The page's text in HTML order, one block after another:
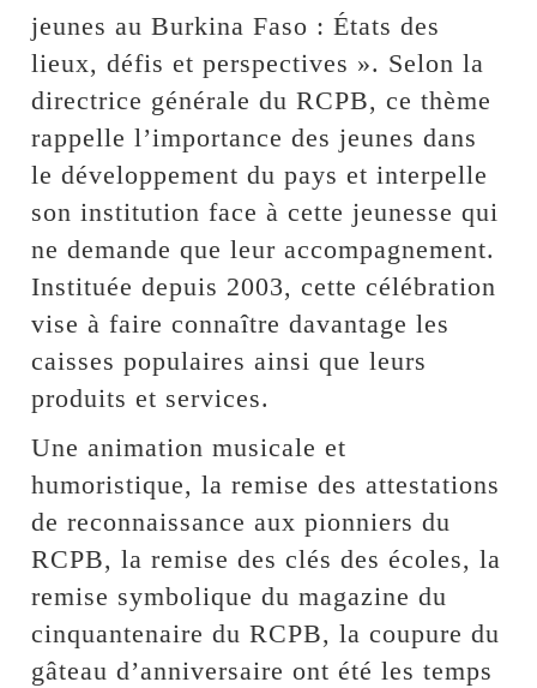
jeunes au Burkina Faso : États des
lieux, défis et perspectives ». Selon la
directrice générale du RCPB, ce thème
rappelle l’importance des jeunes dans
le développement du pays et interpelle
son institution face à cette jeunesse qui
ne demande que leur accompagnement.
Instituée depuis 2003, cette célébration
vise à faire connaître davantage les
caisses populaires ainsi que leurs
produits et services.
Une animation musicale et
humoristique, la remise des attestations
de reconnaissance aux pionniers du
RCPB, la remise des clés des écoles, la
remise symbolique du magazine du
cinquantenaire du RCPB, la coupure du
gâteau d’anniversaire ont été les temps